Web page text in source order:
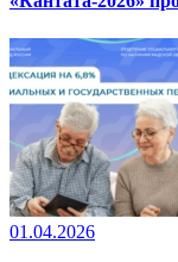
01.04.2026